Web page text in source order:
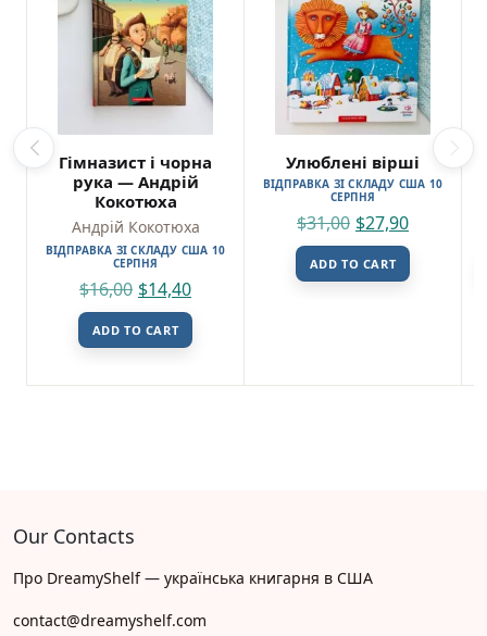
Гімназист і чорна
рука — Андрій
Кокотюха
Андрій Кокотюха
ВІДПРАВКА ЗІ СКЛАДУ США 10
СЕРПНЯ
$16,00 $14,40
ADD TO CART
Улюблені вірші
ВІДПРАВКА ЗІ СКЛАДУ США 10
СЕРПНЯ
$31,00 $27,90
ADD TO CART
Our Contacts
Про DreamyShelf — українська книгарня в США
contact@dreamyshelf.com